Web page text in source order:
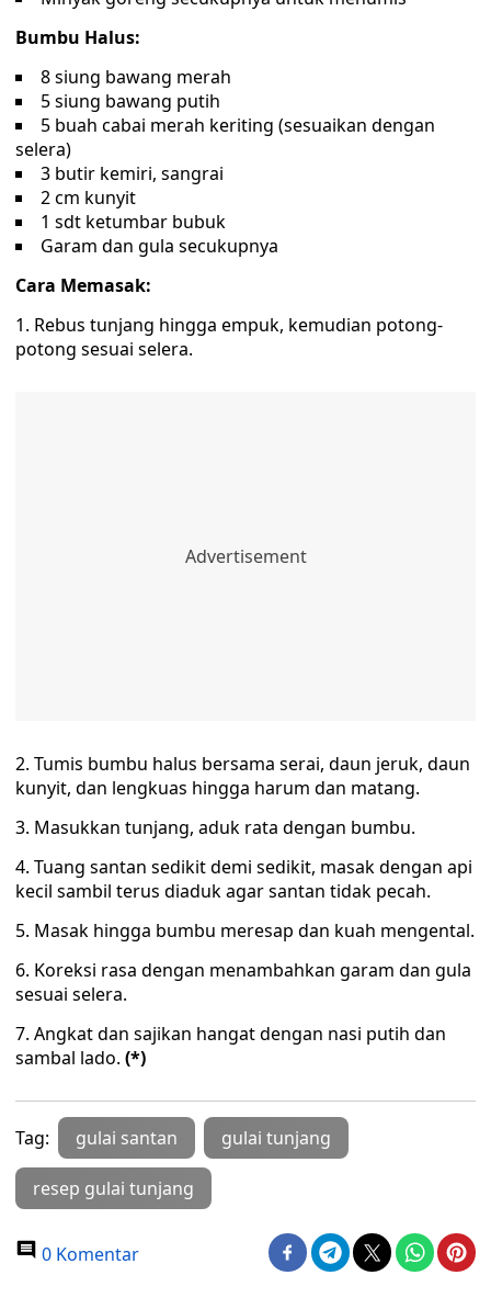
Bumbu Halus:
8 siung bawang merah
5 siung bawang putih
5 buah cabai merah keriting (sesuaikan dengan
selera)
3 butir kemiri, sangrai
2 cm kunyit
1 sdt ketumbar bubuk
Garam dan gula secukupnya
Cara Memasak:
1. Rebus tunjang hingga empuk, kemudian potong-
potong sesuai selera.
2. Tumis bumbu halus bersama serai, daun jeruk, daun
kunyit, dan lengkuas hingga harum dan matang.
3. Masukkan tunjang, aduk rata dengan bumbu.
4. Tuang santan sedikit demi sedikit, masak dengan api
kecil sambil terus diaduk agar santan tidak pecah.
5. Masak hingga bumbu meresap dan kuah mengental.
6. Koreksi rasa dengan menambahkan garam dan gula
sesuai selera.
7. Angkat dan sajikan hangat dengan nasi putih dan
sambal lado. (*)
Tag: gulai santan gulai tunjang
resep gulai tunjang
0 Komentar